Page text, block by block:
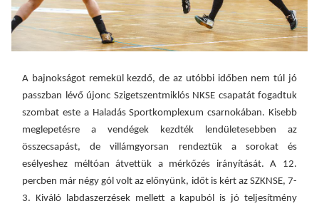
A bajnokságot remekül kezdő, de az utóbbi időben nem túl jó
passzban lévő újonc Szigetszentmiklós NKSE csapatát fogadtuk
szombat este a Haladás Sportkomplexum csarnokában. Kisebb
meglepetésre a vendégek kezdték lendületesebben az
összecsapást, de villámgyorsan rendeztük a sorokat és
esélyeshez méltóan átvettük a mérkőzés irányítását. A 12.
percben már négy gól volt az előnyünk, időt is kért az SZKNSE, 7-
3. Kiváló labdaszerzések mellett a kapuból is jó teljesítmény